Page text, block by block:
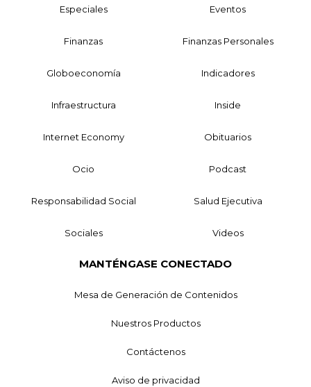
Especiales Eventos
Finanzas Finanzas Personales
Globoeconomía Indicadores
Infraestructura Inside
Internet Economy Obituarios
Ocio Podcast
Responsabilidad Social Salud Ejecutiva
Sociales Videos
MANTÉNGASE CONECTADO
Mesa de Generación de Contenidos
Nuestros Productos
Contáctenos
Aviso de privacidad